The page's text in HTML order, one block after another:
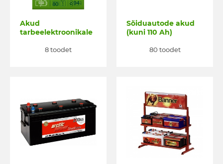
Akud
tarbeelektroonikale
8 toodet
Sõiduautode akud
(kuni 110 Ah)
80 toodet